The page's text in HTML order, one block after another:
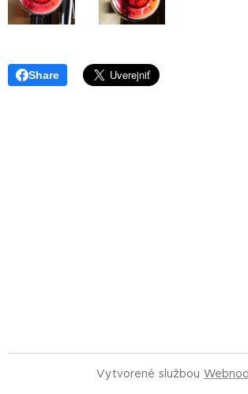
Share
Vytvorené službou